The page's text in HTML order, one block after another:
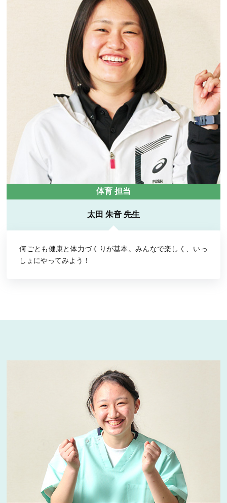
体育 担当
太田 朱音 先生
何ごとも健康と体力づくりが基本。みんなで楽しく、いっ
しょにやってみよう！